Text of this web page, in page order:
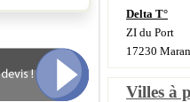
Delta T°
ZI du Port
17230
Villes à